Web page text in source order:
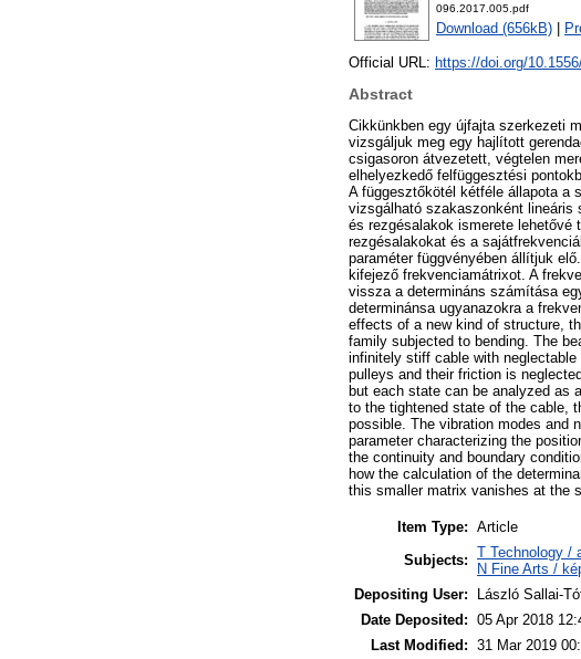
096.2017.005.pdf
Download (656kB)
Official URL: https://doi.org/
Abstract
Cikkünkben egy újfajta szerkezeti
vizsgáljuk meg egy hajlított
csigasoron átvezetett, végtelen
elhelyezkedő felfüggesztési
A függesztőkötél kétféle állapota a
vizsgálható szakaszonként lineáris
és rezgésalakok ismerete
rezgésalakokat és a
paraméter függvényében állítjuk
kifejező frekvenciamátrixot. A
vissza a determináns számítása
determinánsa ugyanazokra a
effects of a new kind of structure,
family subjected to bending. The
infinitely stiff cable with
pulleys and their friction is
but each state can be analyzed as
to the tightened state of the cable,
possible. The vibration modes and
parameter characterizing the
the continuity and boundary
how the calculation of the
this smaller matrix vanishes at the
Item Type: Article
Subjects: T Technology /
N Fine Arts /
Depositing User:
László Sallai-
Date Deposited: 05 Apr 2018
Last Modified: 31 Mar 2019